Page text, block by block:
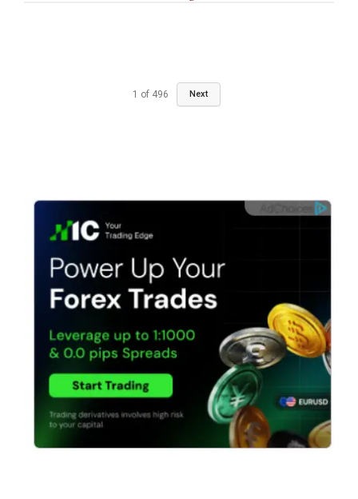
1 of 496 Next